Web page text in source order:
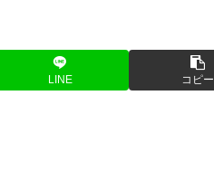
LINE コピー